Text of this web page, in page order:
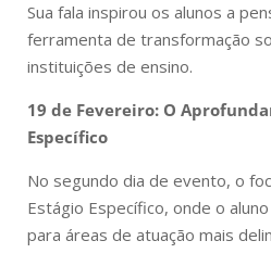
Sua fala inspirou os alunos a
ferramenta de transformação
instituições de ensino.
19 de Fevereiro: O
Específico
No segundo dia de evento, o
Estágio Específico, onde o
para áreas de atuação mais